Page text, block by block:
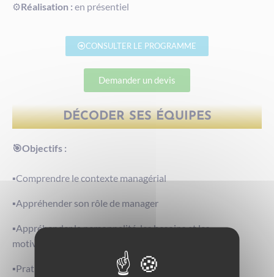
⚙️Réalisation : en présentiel
CONSULTER LE PROGRAMME
Demander un devis
DÉCODER SES ÉQUIPES
🎯Objectifs :
▪️Comprendre le contexte managérial
▪️Appréhender son rôle de manager
▪️Appréhender la personnalité, les besoins et les
motivations du collaborateur
▪️Pratiquer les techniques essentielles de pilotage et